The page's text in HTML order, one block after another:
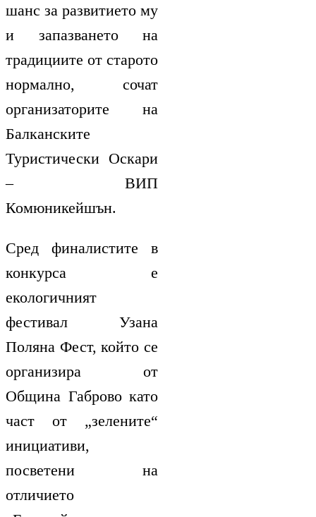
шанс за развитието му
и запазването на
традициите от старото
нормално, сочат
организаторите на
Балканските
Туристически Оскари
– ВИП
Комюникейшън.
Сред финалистите в
конкурса е
екологичният
фестивал Узана
Поляна Фест, който се
организира от
Община Габрово като
част от „зелените“
инициативи,
посветени на
отличието